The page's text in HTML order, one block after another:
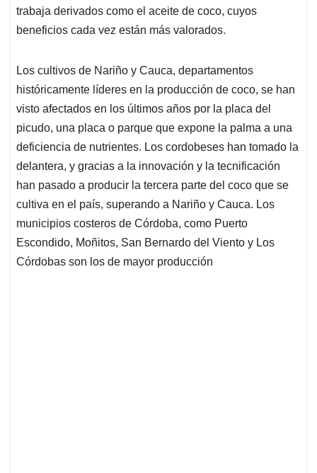
trabaja derivados como el aceite de coco, cuyos
beneficios cada vez están más valorados.
Los cultivos de Nariño y Cauca, departamentos
históricamente líderes en la producción de coco, se han
visto afectados en los últimos años por la placa del
picudo, una placa o parque que expone la palma a una
deficiencia de nutrientes. Los cordobeses han tomado la
delantera, y gracias a la innovación y la tecnificación
han pasado a producir la tercera parte del coco que se
cultiva en el país, superando a Nariño y Cauca. Los
municipios costeros de Córdoba, como Puerto
Escondido, Moñitos, San Bernardo del Viento y Los
Córdobas son los de mayor producción